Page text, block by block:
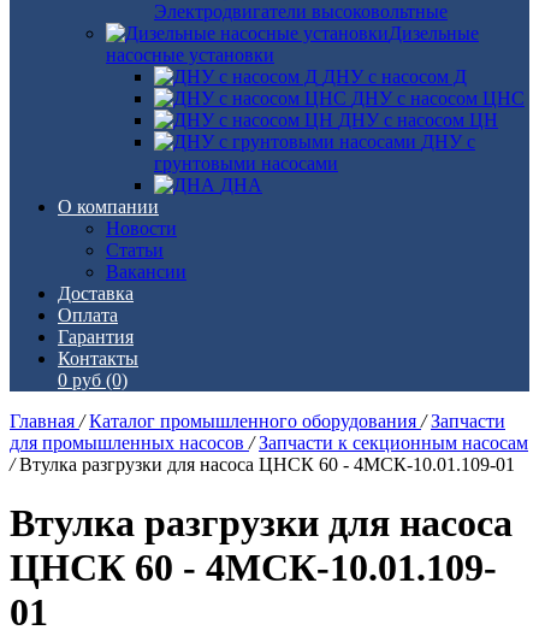
Электродвигатели высоковольтные
Дизельные
насосные установки
ДНУ с насосом Д
ДНУ с насосом ЦНС
ДНУ с насосом ЦН
ДНУ с
грунтовыми насосами
ДНА
О компании
Новости
Статьи
Вакансии
Доставка
Оплата
Гарантия
Контакты
0 руб (0)
Главная / Каталог промышленного оборудования / Запчасти
для промышленных насосов / Запчасти к секционным насосам
/ Втулка разгрузки для насоса ЦНСК 60 - 4МСК-10.01.109-01
Втулка разгрузки для насоса
ЦНСК 60 - 4МСК-10.01.109-
01